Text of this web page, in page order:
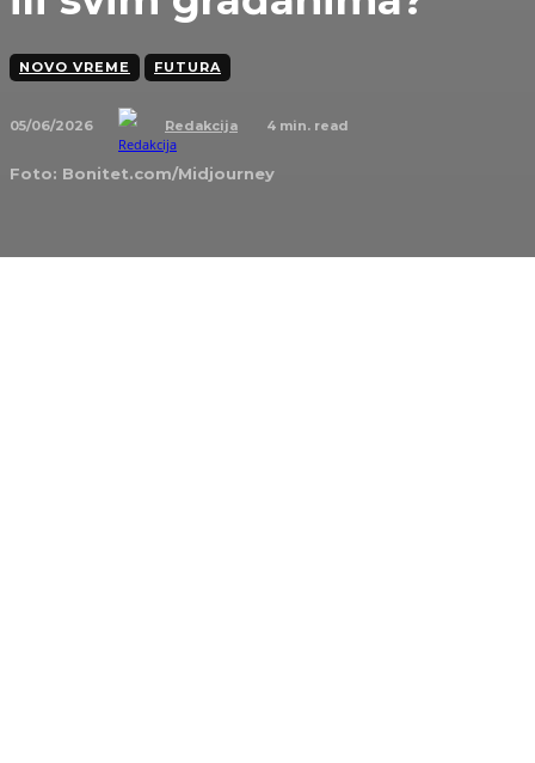
NOVO VREME FUTURA
05/06/2026 Redakcija 4 min. read
Foto: Bonitet.com/Midjourney